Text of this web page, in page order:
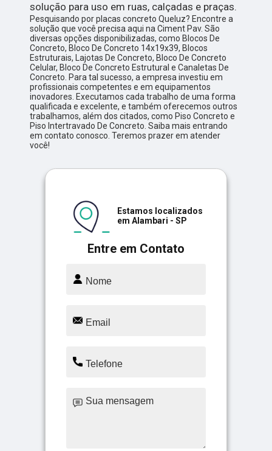
solução para uso em ruas, calçadas e praças.
Pesquisando por placas concreto Queluz? Encontre a
solução que você precisa aqui na Ciment Pav. São
diversas opções disponibilizadas, como Blocos De
Concreto, Bloco De Concreto 14x19x39, Blocos
Estruturais, Lajotas De Concreto, Bloco De Concreto
Celular, Bloco De Concreto Estrutural e Canaletas De
Concreto. Para tal sucesso, a empresa investiu em
profissionais competentes e em equipamentos
inovadores. Executamos cada trabalho de uma forma
qualificada e excelente, e também oferecemos outros
trabalhamos, além dos citados, como Piso Concreto e
Piso Intertravado De Concreto. Saiba mais entrando
em contato conosco. Teremos prazer em atender
você!
Entre em Contato
Estamos localizados
em Alambari - SP